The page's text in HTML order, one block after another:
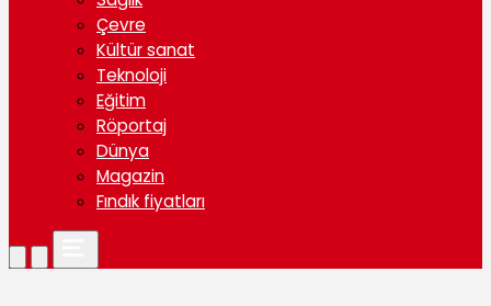
Çevre
Kültür sanat
Teknoloji
Eğitim
Röportaj
Dünya
Magazin
Fındık fiyatları